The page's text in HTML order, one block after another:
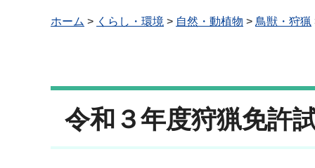
ホーム > くらし・環境 > 自然・動植物 > 鳥獣・狩猟
令和３年度狩猟免許